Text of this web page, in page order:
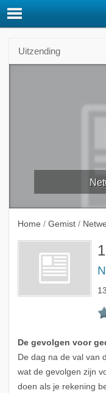
Uitzending
Home / Gemist /
De gevolgen voor
De dag na de val van
wat de gevolgen zijn
doen als je rekening